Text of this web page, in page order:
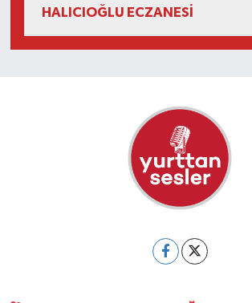
HALICIOĞLU ECZANESİ